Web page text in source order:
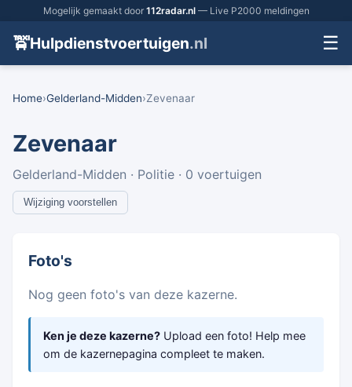
Mogelijk gemaakt door 112radar.nl— Live P2000 meldingen
🚖Hulpdienstvoertuigen.nl ☰
Home›Gelderland-Midden›Zevenaar
Zevenaar
Gelderland-Midden · Politie · 0 voertuigen
Wijziging voorstellen
Foto's
Nog geen foto's van deze kazerne.
Ken je deze kazerne? Upload een foto! Help mee
om de kazernepagina compleet te maken.